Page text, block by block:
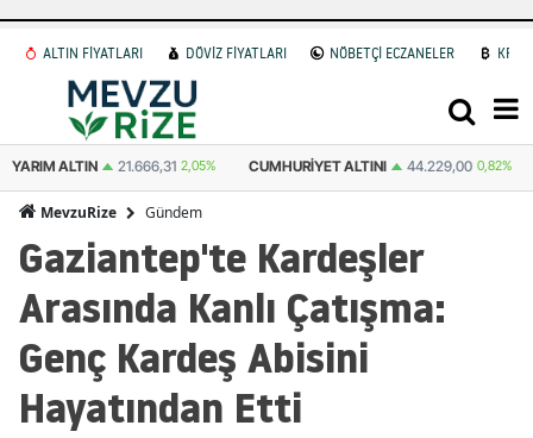
ALTIN FİYATLARI DÖVİZ FİYATLARI NÖBETÇİ ECZANELER
YARIM ALTIN 21.666,31 2,05% CUMHURIYET ALTINI 44.229,00 0,82%
MevzuRize Gündem
Gaziantep'te Kardeşler
Arasında Kanlı Çatışma:
Genç Kardeş Abisini
Hayatından Etti